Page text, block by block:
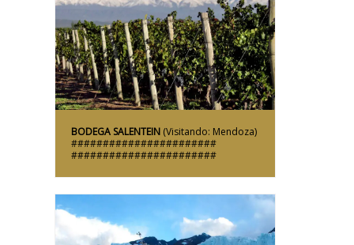
Más Información
BODEGA SALENTEIN (Visitando: Mendoza)
#######################
#######################